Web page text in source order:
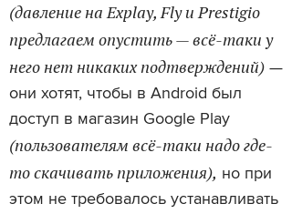
(давление на Explay, Fly и Prestigio
предлагаем опустить — всё-таки у
него нет никаких подтверждений) —
они хотят, чтобы в Android был
доступ в магазин Google Play
(пользователям всё-таки надо где-
то скачивать приложения), но при
этом не требовалось устанавливать